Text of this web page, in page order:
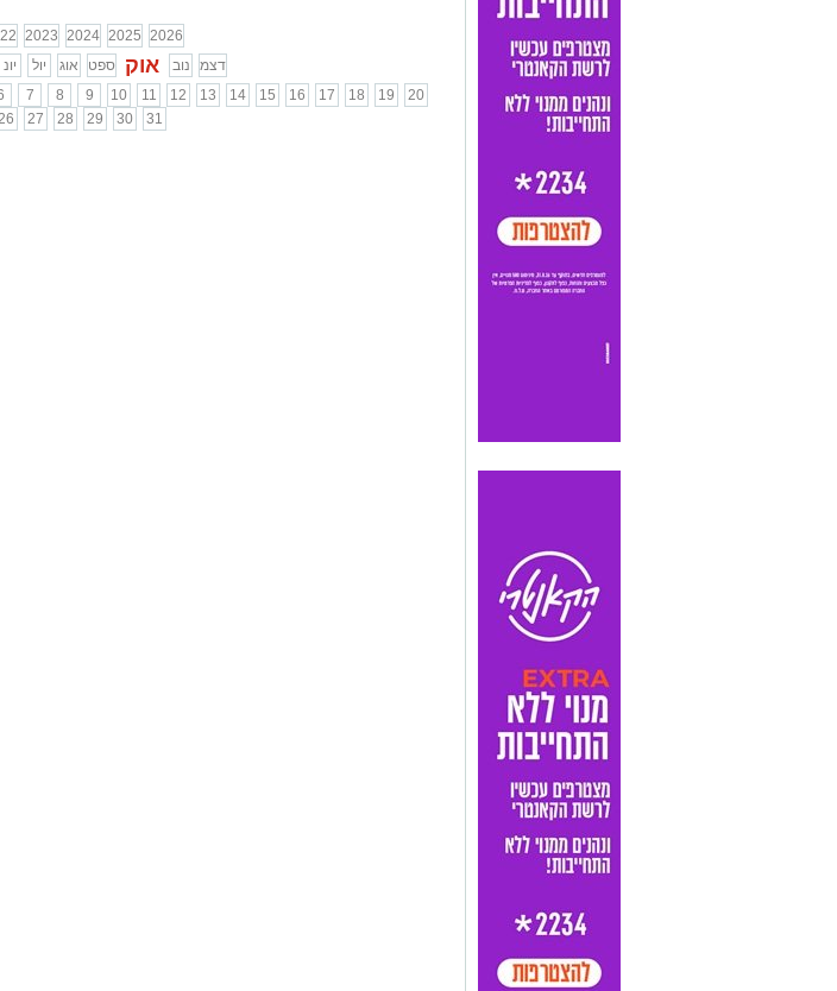
2023 2024 2025 2026
יונ יול אוג ספט אוק נוב
דצמ
7 8 9 10 11 12 13 14 15 16 17 18 19
20
27 28 29 30 31